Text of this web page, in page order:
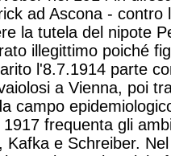
ad Ascona -
la tutela del nipote
illegittimo poiché
l'8.7.1914 parte
a Vienna, poi
campo
1917 frequenta gli
Kafka e Schreiber.